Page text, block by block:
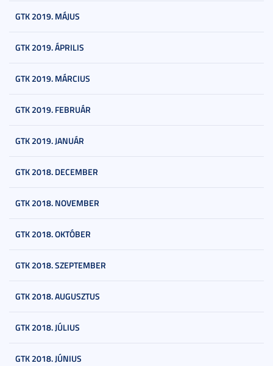
GTK 2019. MÁJUS
GTK 2019. ÁPRILIS
GTK 2019. MÁRCIUS
GTK 2019. FEBRUÁR
GTK 2019. JANUÁR
GTK 2018. DECEMBER
GTK 2018. NOVEMBER
GTK 2018. OKTÓBER
GTK 2018. SZEPTEMBER
GTK 2018. AUGUSZTUS
GTK 2018. JÚLIUS
GTK 2018. JÚNIUS